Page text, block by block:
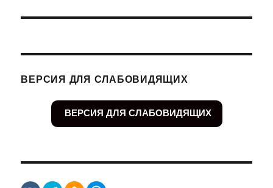
ВЕРСИЯ ДЛЯ СЛАБОВИДЯЩИХ
ВЕРСИЯ ДЛЯ СЛАБОВИДЯЩИХ